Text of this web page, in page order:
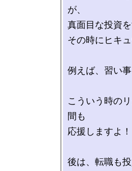
が、
真面目な投資
その時にヒキ
例えば、習い
こういう時の
間も
応援しますよ！
後は、転職も